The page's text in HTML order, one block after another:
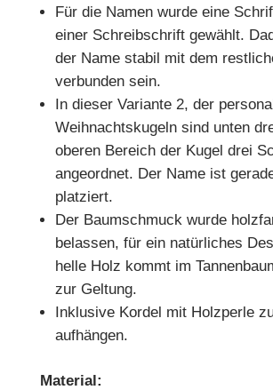
Für die Namen wurde eine
einer Schreibschrift gewählt.
der Name stabil mit dem
verbunden sein.
In dieser Variante 2, der
Weihnachtskugeln sind unten
oberen Bereich der Kugel drei
angeordnet. Der Name ist
platziert.
Der Baumschmuck wurde
belassen, für ein natürliches
helle Holz kommt im
zur Geltung.
Inklusive Kordel mit Holzperle
aufhängen.
Material: